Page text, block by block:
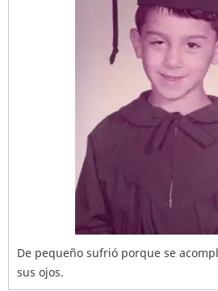
De pequeño sufrió porque se
sus ojos.